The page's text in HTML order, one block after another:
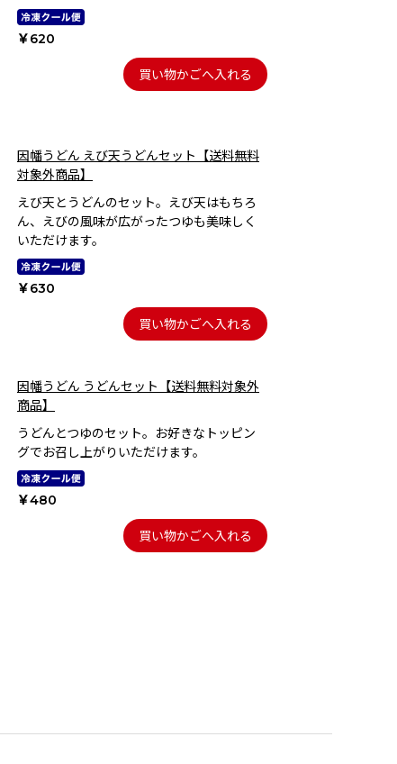
￥620
買い物かごへ入れる
因幡うどん えび天うどんセット【送料無料
対象外商品】
えび天とうどんのセット。えび天はもちろ
ん、えびの風味が広がったつゆも美味しく
いただけます。
￥630
買い物かごへ入れる
因幡うどん うどんセット【送料無料対象外
商品】
うどんとつゆのセット。お好きなトッピン
グでお召し上がりいただけます。
￥480
買い物かごへ入れる